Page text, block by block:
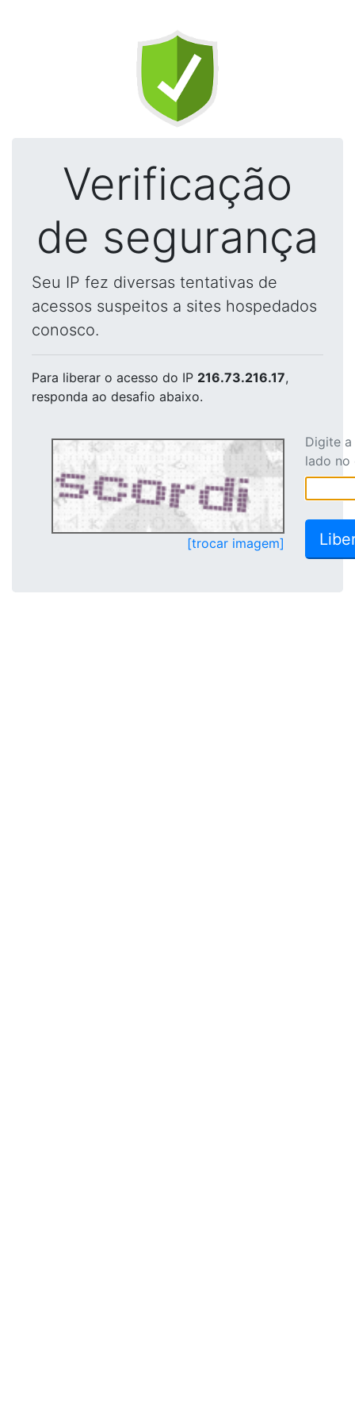
Verificação
de segurança
Seu IP fez diversas tentativas de
acessos suspeitos a sites hospedados
conosco.
Para liberar o acesso do IP 216.73.216.17,
responda ao desafio abaixo.
[trocar imagem]
Digite
lado no